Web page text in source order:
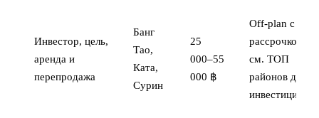
Инвестор, цель,
аренда и
перепродажа
Банг
Тао,
Ката,
Сурин
25
000–55
000 ฿
Off-plan с
рассрочкой,
см. ТОП
районов для
инвестиций